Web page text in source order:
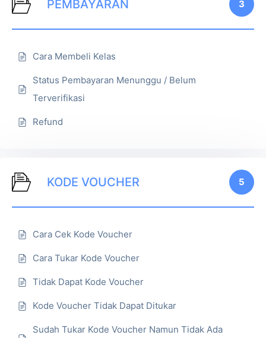
PEMBAYARAN 3
Cara Membeli Kelas
Status Pembayaran Menunggu / Belum
Terverifikasi
Refund
KODE VOUCHER 5
Cara Cek Kode Voucher
Cara Tukar Kode Voucher
Tidak Dapat Kode Voucher
Kode Voucher Tidak Dapat Ditukar
Sudah Tukar Kode Voucher Namun Tidak Ada